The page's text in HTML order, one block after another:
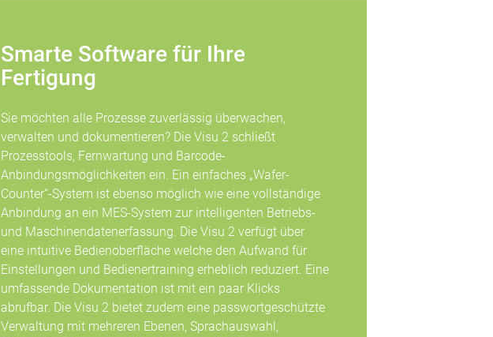
Smarte Software für Ihre
Fertigung
Sie möchten alle Prozesse zuverlässig überwachen,
verwalten und dokumentieren? Die Visu 2 schließt
Prozesstools, Fernwartung und Barcode-
Anbindungsmöglichkeiten ein. Ein einfaches „Wafer-
Counter“-System ist ebenso möglich wie eine vollständige
Anbindung an ein MES-System zur intelligenten Betriebs-
und Maschinendatenerfassung. Die Visu 2 verfügt über
eine intuitive Bedienoberfläche welche den Aufwand für
Einstellungen und Bedienertraining erheblich reduziert. Eine
umfassende Dokumentation ist mit ein paar Klicks
abrufbar. Die Visu 2 bietet zudem eine passwortgeschützte
Verwaltung mit mehreren Ebenen, Sprachauswahl,